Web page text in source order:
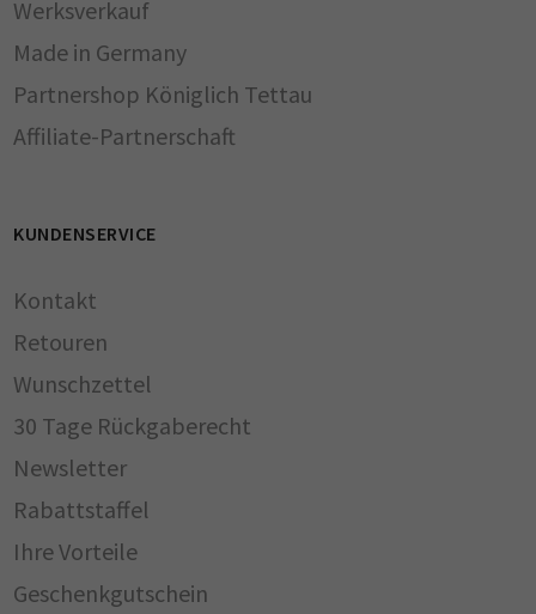
Werksverkauf
Made in Germany
Partnershop Königlich Tettau
Affiliate-Partnerschaft
KUNDENSERVICE
Kontakt
Retouren
Wunschzettel
30 Tage Rückgaberecht
Newsletter
Rabattstaffel
Ihre Vorteile
Geschenkgutschein